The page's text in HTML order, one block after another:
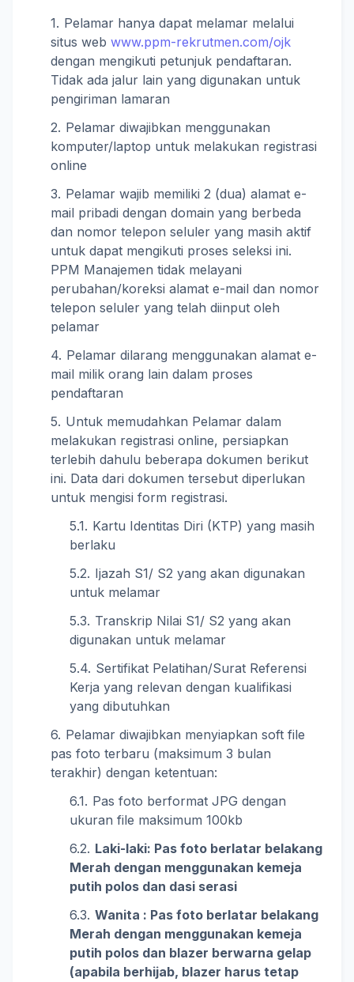
Pelamar hanya dapat melamar melalui
situs web www.ppm-rekrutmen.com/ojk
dengan mengikuti petunjuk pendaftaran.
Tidak ada jalur lain yang digunakan untuk
pengiriman lamaran
Pelamar diwajibkan menggunakan
komputer/laptop untuk melakukan registrasi
online
Pelamar wajib memiliki 2 (dua) alamat e-
mail pribadi dengan domain yang berbeda
dan nomor telepon seluler yang masih aktif
untuk dapat mengikuti proses seleksi ini.
PPM Manajemen tidak melayani
perubahan/koreksi alamat e-mail dan nomor
telepon seluler yang telah diinput oleh
pelamar
Pelamar dilarang menggunakan alamat e-
mail milik orang lain dalam proses
pendaftaran
Untuk memudahkan Pelamar dalam
melakukan registrasi online, persiapkan
terlebih dahulu beberapa dokumen berikut
ini. Data dari dokumen tersebut diperlukan
untuk mengisi form registrasi.
Kartu Identitas Diri (KTP) yang masih
berlaku
Ijazah S1/ S2 yang akan digunakan
untuk melamar
Transkrip Nilai S1/ S2 yang akan
digunakan untuk melamar
Sertifikat Pelatihan/Surat Referensi
Kerja yang relevan dengan kualifikasi
yang dibutuhkan
Pelamar diwajibkan menyiapkan soft file
pas foto terbaru (maksimum 3 bulan
terakhir) dengan ketentuan:
Pas foto berformat JPG dengan
ukuran file maksimum 100kb
Laki-laki: Pas foto berlatar belakang
Merah dengan menggunakan kemeja
putih polos dan dasi serasi
Wanita : Pas foto berlatar belakang
Merah dengan menggunakan kemeja
putih polos dan blazer berwarna gelap
(apabila berhijab, blazer harus tetap